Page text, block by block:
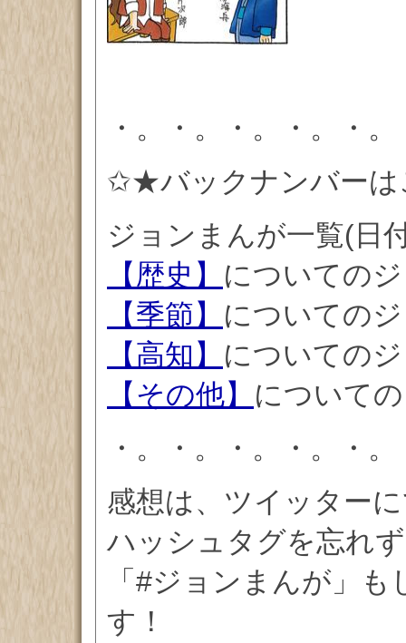
・。・。・。・。・
✩★バックナンバー
ジョンまんが一覧(日
【歴史】 についての
【季節】 についての
【高知】 についての
【その他】 について
・。・。・。・。・
感想は、ツイッター
ハッシュタグを忘れ
「#ジョンまんが」
す！